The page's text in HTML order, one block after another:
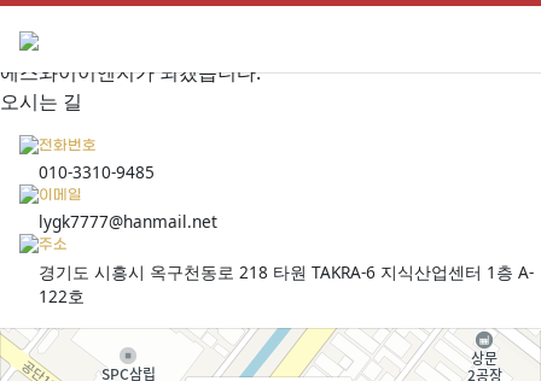
SY-ENG
최고의 품질로 세계를 선도하는
에스와이이엔지가 되겠습니다.
오시는 길
전화번호
010-3310-9485
이메일
lygk7777@hanmail.net
주소
경기도 시흥시 옥구천동로 218 타원 TAKRA-6 지식산업센터 1층 A-
122호